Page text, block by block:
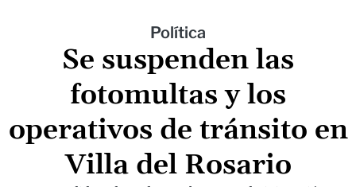
Política
Se suspenden las
fotomultas y los
operativos de tránsito en
Villa del Rosario